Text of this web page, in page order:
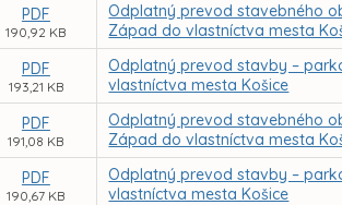
PDF
190,92 KB
Odplatný prevod stavebného
Západ do vlastníctva mesta
PDF
193,21 KB
Odplatný prevod stavby –
vlastníctva mesta Košice
PDF
191,08 KB
Odplatný prevod stavebného
Západ do vlastníctva mesta
PDF
190,67 KB
Odplatný prevod stavby –
vlastníctva mesta Košice